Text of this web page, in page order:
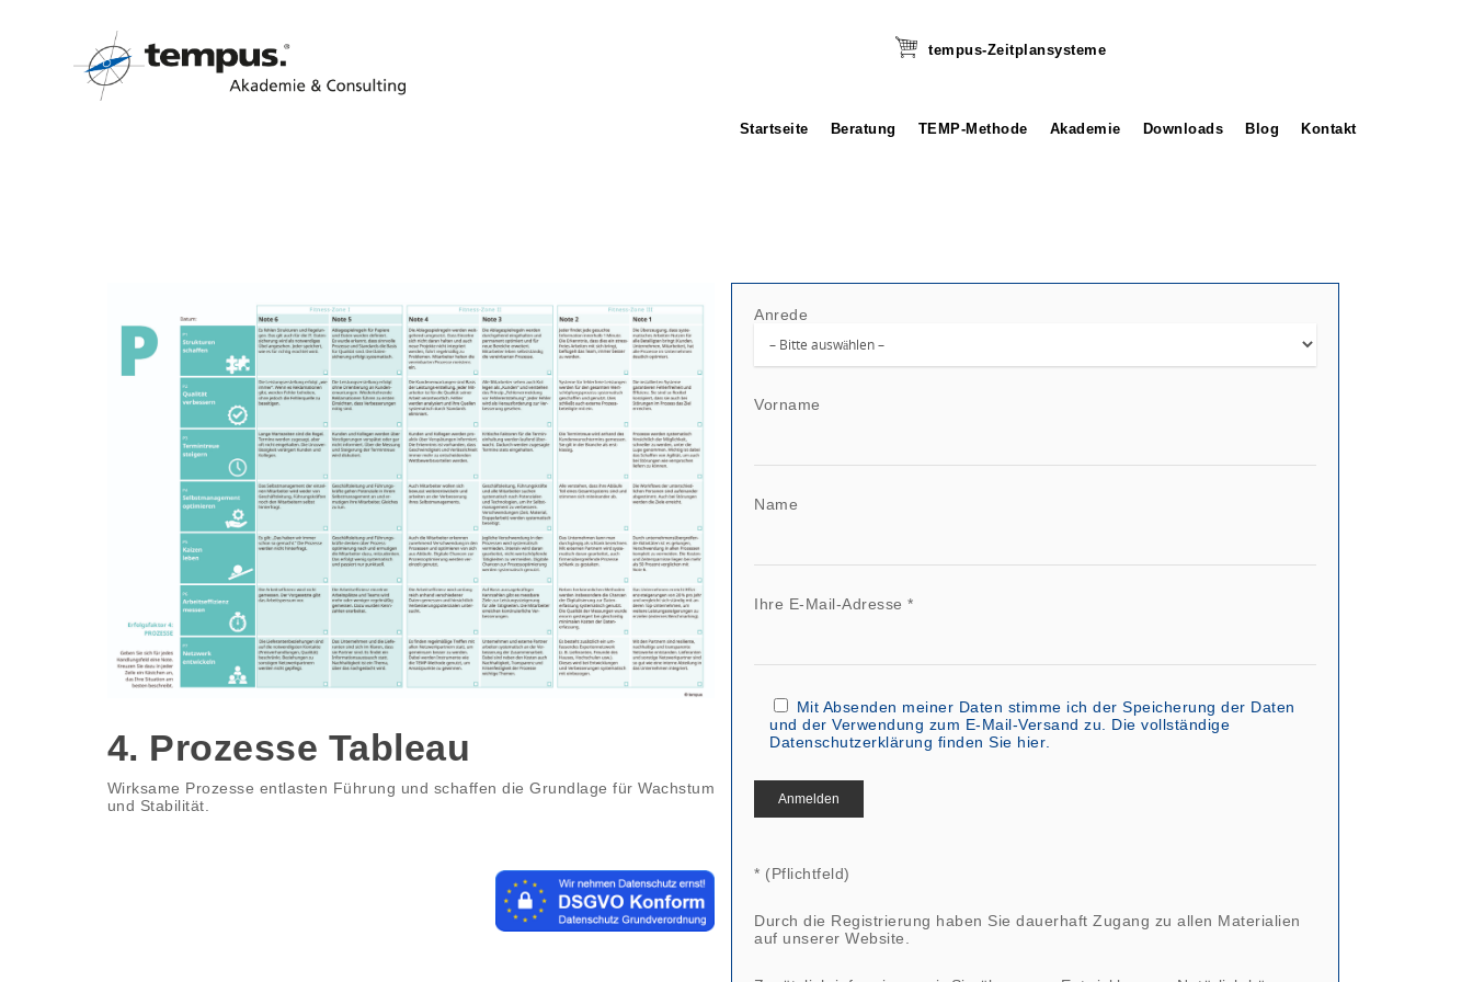
tempus-Zeitplansysteme
Startseite Beratung TEMP-Methode Akademie Downloads Blog Kontakt
4. Prozesse Tableau
Wirksame Prozesse entlasten Führung und schaffen die Grundlage für Wachstum
und Stabilität.
Anrede
Vorname
Name
Ihre E-Mail-Adresse *
Mit Absenden meiner Daten stimme ich der Speicherung der Daten
und der Verwendung zum E-Mail-Versand zu. Die vollständige
Datenschutzerklärung finden Sie hier
* (Pflichtfeld)
Durch die Registrierung haben Sie dauerhaft Zugang zu allen Materialien
auf unserer Website.